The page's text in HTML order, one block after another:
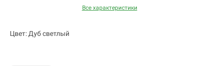
Все характеристики
Цвет: Дуб светлый